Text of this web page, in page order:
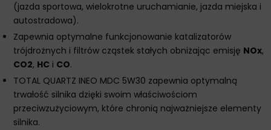
(jazda sportowa, wielokrotne uruchamianie, jazda miejska i
autostradowa).
Zapewnia optymalne funkcjonowanie katalizatorów
trójdrożnych i filtrów cząstek stałych obniżając emisję NOx,
CO2, HC i CO.
TOTAL QUARTZ INEO MDC 5W30 zapewnia optymalną
trwałość silnika dzięki swoim właściwościom
przeciwzużyciowym, które chronią najważniejsze elementy
silnika.